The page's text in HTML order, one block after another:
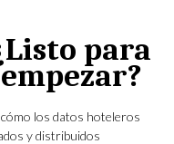
para
empezar?
los datos hoteleros
y distribuidos